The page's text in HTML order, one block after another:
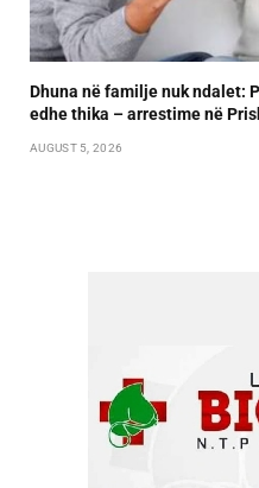
Dhuna në familje nuk ndalet:
edhe thika – arrestime në
AUGUST 5, 2026